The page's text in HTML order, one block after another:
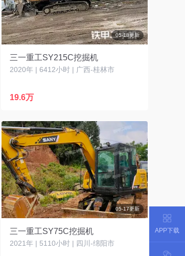
05-18更新
三一重工SY215C挖掘机
2020年 | 6412小时 | 广西-桂林市
19.6万
05-17更新
三一重工SY75C挖掘机
2021年 | 5110小时 | 四川-绵阳市
APP下载